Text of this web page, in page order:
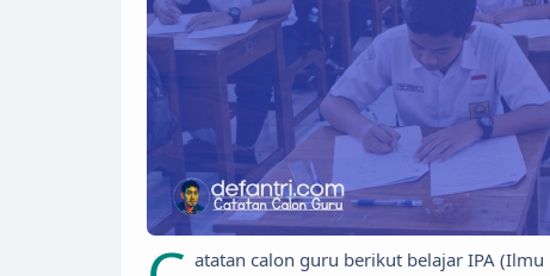
atatan calon guru berikut belajar IPA